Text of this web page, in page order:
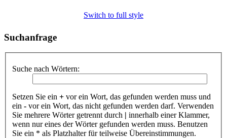
Switch to full style
Suchanfrage
Suche nach Wörtern:
Setzen Sie ein + vor ein Wort, das gefunden werden muss und
ein - vor ein Wort, das nicht gefunden werden darf. Verwenden
Sie mehrere Wörter getrennt durch | innerhalb einer Klammer,
wenn nur eines der Wörter gefunden werden muss. Benutzen
Sie ein * als Platzhalter für teilweise Übereinstimmungen.